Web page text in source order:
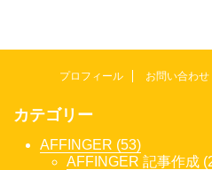
プロフィール お問い合わせ
カテゴリー
AFFINGER (53)
AFFINGER 記事作成